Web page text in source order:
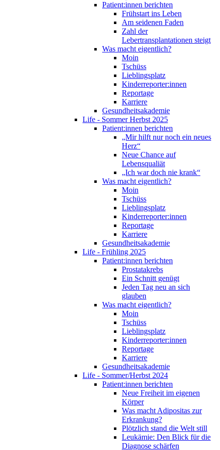
Patient:innen berichten
Frühstart ins Leben
Am seidenen Faden
Zahl der
Lebertransplantationen steigt
Was macht eigentlich?
Moin
Tschüss
Lieblingsplatz
Kinderreporter:innen
Reportage
Karriere
Gesundheitsakademie
Life - Sommer Herbst 2025
Patient:innen berichten
„Mir hilft nur noch ein neues
Herz“
Neue Chance auf
Lebensqualiät
„Ich war doch nie krank“
Was macht eigentlich?
Moin
Tschüss
Lieblingsplatz
Kinderreporter:innen
Reportage
Karriere
Gesundheitsakademie
Life - Frühling 2025
Patient:innen berichten
Prostatakrebs
Ein Schnitt genügt
Jeden Tag neu an sich
glauben
Was macht eigentlich?
Moin
Tschüss
Lieblingsplatz
Kinderreporter:innen
Reportage
Karriere
Gesundheitsakademie
Life - Sommer/Herbst 2024
Patient:innen berichten
Neue Freiheit im eigenen
Körper
Was macht Adipositas zur
Erkrankung?
Plötzlich stand die Welt still
Leukämie: Den Blick für die
Diagnose schärfen